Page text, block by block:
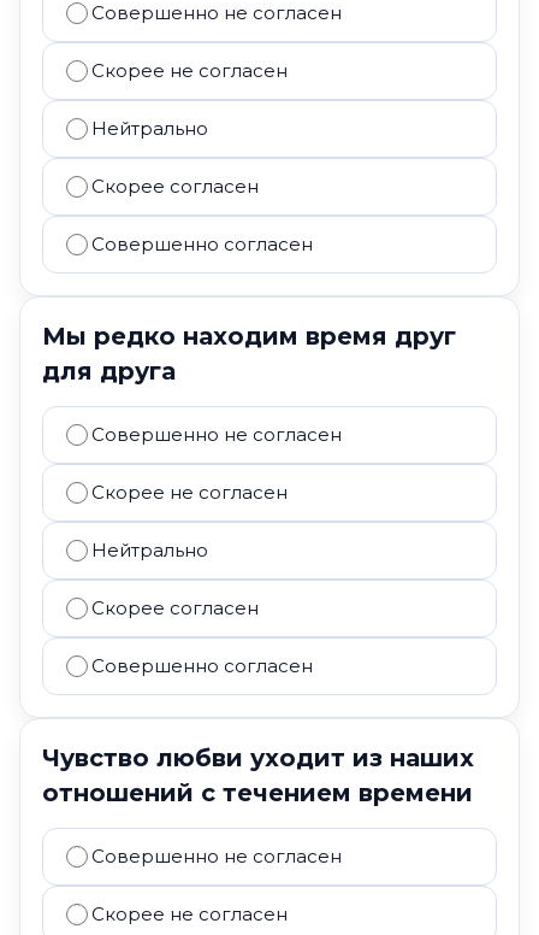
Совершенно не согласен
Скорее не согласен
Нейтрально
Скорее согласен
Совершенно согласен
Мы редко находим время друг
для друга
Совершенно не согласен
Скорее не согласен
Нейтрально
Скорее согласен
Совершенно согласен
Чувство любви уходит из наших
отношений с течением времени
Совершенно не согласен
Скорее не согласен